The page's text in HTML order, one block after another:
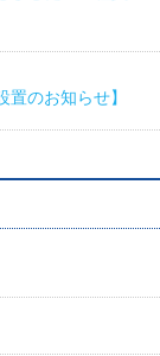
置のお知らせ】